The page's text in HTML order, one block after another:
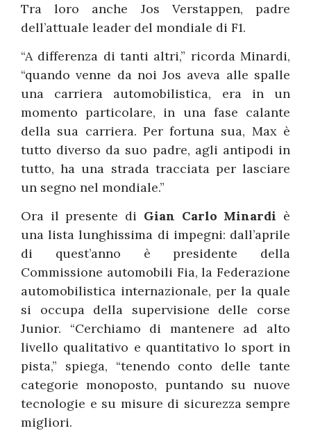
Tra loro anche Jos Verstappen, padre
dell’attuale leader del mondiale di F1.
“A differenza di tanti altri,” ricorda Minardi,
“quando venne da noi Jos aveva alle spalle
una carriera automobilistica, era in un
momento particolare, in una fase calante
della sua carriera. Per fortuna sua, Max è
tutto diverso da suo padre, agli antipodi in
tutto, ha una strada tracciata per lasciare
un segno nel mondiale.”
Ora il presente di Gian Carlo Minardi è
una lista lunghissima di impegni: dall’aprile
di quest’anno è presidente della
Commissione automobili Fia, la Federazione
automobilistica internazionale, per la quale
si occupa della supervisione delle corse
Junior. “Cerchiamo di mantenere ad alto
livello qualitativo e quantitativo lo sport in
pista,” spiega, “tenendo conto delle tante
categorie monoposto, puntando su nuove
tecnologie e su misure di sicurezza sempre
migliori.